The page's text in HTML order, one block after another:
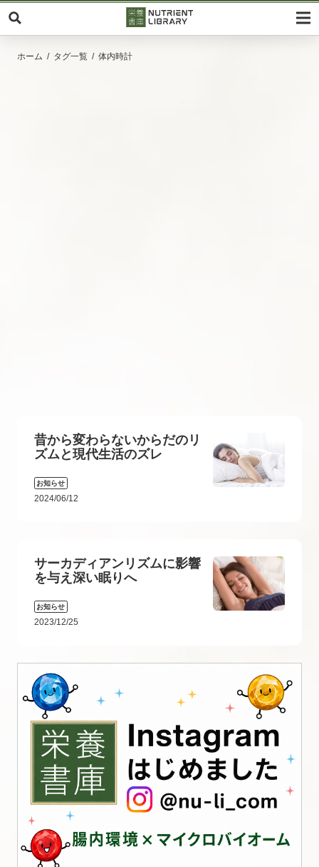
ホーム タグ一覧 体内時計
昔から変わらないからだのリ
ズムと現代生活のズレ
お知らせ
2024/06/12
サーカディアンリズムに影響
を与え深い眠りへ
お知らせ
2023/12/25